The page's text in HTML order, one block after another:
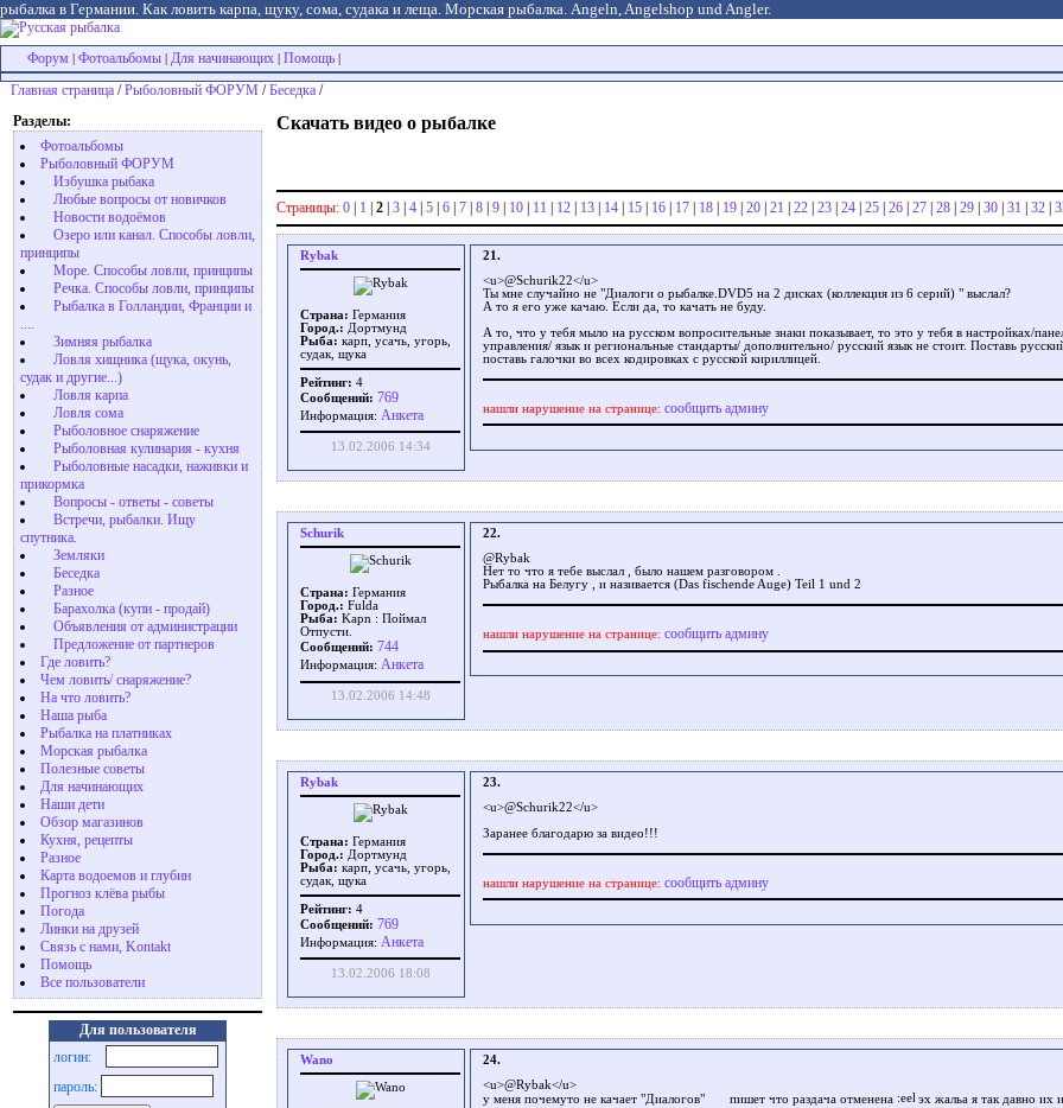
рыбалка в Германии. Как ловить карпа, щуку, сома, судака и леща. Морская рыбалка. Angeln, Angelshop und Angler.
Форум
Фотоальбомы Для начинающих Помощь
Главная страница /Рыболовный ФОРУМ /Беседка /
Разделы:
Фотоальбомы
Рыболовный ФОРУМ
Избушка рыбака
Любые вопросы от новичков
Новости водоёмов
Озеро или канал. Способы ловли,
принципы
Море. Способы ловли, принципы
Речка. Способы ловли, принципы
Рыбалка в Голландии, Франции и
....
Зимняя рыбалка
Ловля хищника (щука, окунь,
судак и другие...)
Ловля карпа
Ловля сома
Рыболовное снаряжение
Рыболовная кулинария - кухня
Рыболовные насадки, наживки и
прикормка
Вопросы - ответы - советы
Встречи, рыбалки. Ищу
спутника.
Земляки
Беседка
Разное
Барахолка (купи - продай)
Объявления от администрации
Предложение от партнеров
Где ловить?
Чем ловить/ снаряжение?
На что ловить?
Наша рыба
Рыбалка на платниках
Морская рыбалка
Полезные советы
Для начинающих
Наши дети
Обзор магазинов
Кухня, рецепты
Разное
Карта водоемов и глубин
Прогноз клёва рыбы
Погода
Линки на друзей
Связь с нами, Kontakt
Помощь
Все пользователи
Для пользователя
логин:
пароль:
Скачать видео о рыбалке
Страницы: 0 | 1 | 2 | 3 | 4 | 5 | 6 | 7 | 8 | 9 | 10 | 11 | 12 | 13 | 14 | 15 | 16 | 17 | 18 | 19 | 20 | 21 | 22 | 23 | 24 | 25 | 26 | 27 | 28 | 29 | 30 | 31 | 32 |
Rybak
Страна: Германия
Город.: Дортмунд
Рыба: карп, усачь, угорь,
судак, щука
Рейтинг: 4
Сообщений: 769
Информация: Aнкета
13.02.2006 14:34
21.
<u>@Schurik22</u>
Ты мне случайно не "Диалоги о рыбалке.DVD5 на 2 дисках (коллекция из 6 серий) " выслал?
А то я его уже качаю. Если да, то качать не буду.
А то, что у тебя мыло на русском вопросительные знаки показывает, то это у тебя в настройках/
управления/ язык и региональные стандарты/ дополнительно/ русский язык не стоит. Поставь
поставь галочки во всех кодировках с русской кириллицей.
нашли нарушение на странице: сообщить админу
Schurik
Страна: Германия
Город.: Fulda
Рыба: Kapn : Поймал
Отпусти.
Сообщений: 744
Информация: Aнкета
13.02.2006 14:48
22.
@Rybak
Нет то что я тебе выслал , было нашем разговором .
Рыбалка на Белугу , и називается (Das fischende Auge) Teil 1 und 2
нашли нарушение на странице: сообщить админу
Rybak
Страна: Германия
Город.: Дортмунд
Рыба: карп, усачь, угорь,
судак, щука
Рейтинг: 4
Сообщений: 769
Информация: Aнкета
13.02.2006 18:08
23.
<u>@Schurik22</u>
Заранее благодарю за видео!!!
нашли нарушение на странице: сообщить админу
Wano
24.
<u>@Rybak</u>
у меня почемуто не качает "Диалогов"
пишет что раздача отменена
эх жальа я так давно их